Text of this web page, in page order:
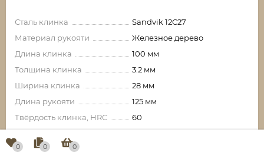
Сталь клинка
Sandvik 12C27
Материал рукояти
Железное дерево
Длина клинка
100 мм
Толщина клинка
3.2 мм
Ширина клинка
28 мм
Длина рукояти
125 мм
Твёрдость клинка, HRC
60
14 665,60 ₽
0 0 0